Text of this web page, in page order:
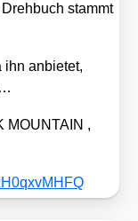
stammt
ihn anbie­tet,
MOUNTAIN ,